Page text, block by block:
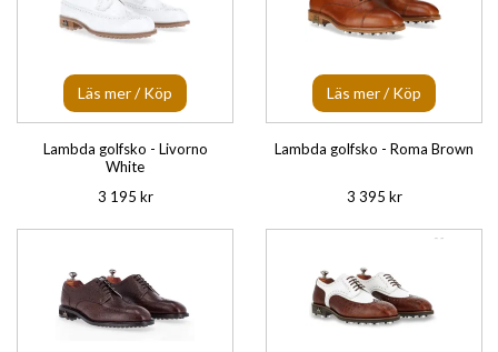
Läs mer / Köp
Lambda golfsko - Livorno
White
3 195 kr
Läs mer / Köp
Lambda golfsko - Roma Brown
3 395 kr